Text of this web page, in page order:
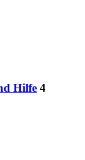
Hilfe 4